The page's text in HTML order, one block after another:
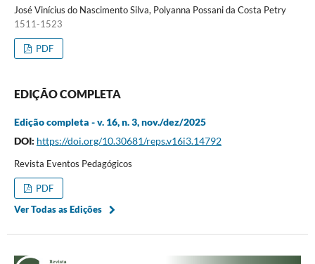
José Vinícius do Nascimento Silva, Polyanna Possani da Costa Petry
1511-1523
PDF
EDIÇÃO COMPLETA
Edição completa - v. 16, n. 3, nov./dez/2025
DOI: https://doi.org/10.30681/reps.v16i3.14792
Revista Eventos Pedagógicos
PDF
Ver Todas as Edições